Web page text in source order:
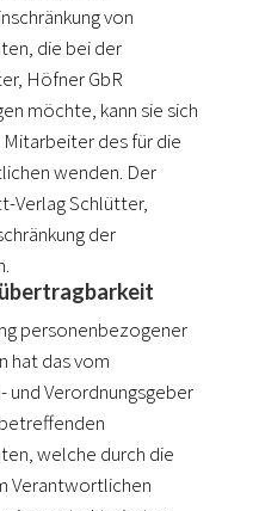
von
die bei der
Höfner GbR
möchte, kann sie sich
des für die
wenden. Der
Verlag Schlütter,
der
personenbezogener
hat das vom
und Verordnungsgeber
welche durch die
Verantwortlichen